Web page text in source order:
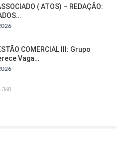
( ATOS) – REDAÇÃO:
COMERCIAL III: Grupo
Vaga…
368